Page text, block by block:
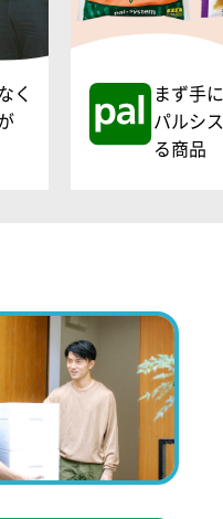
く
まず手
パルシ
る商品